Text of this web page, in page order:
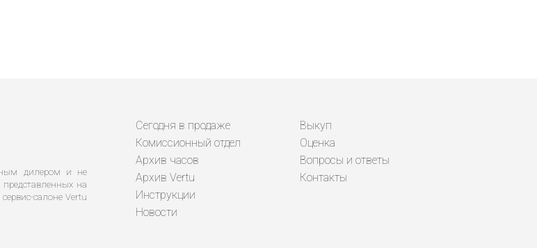
дилером и не
на
салоне Vertu
Сегодня в продаже
Комиссионный отдел
Архив часов
Архив Vertu
Инструкции
Новости
Выкуп
Оценка
Вопросы и ответы
Контакты